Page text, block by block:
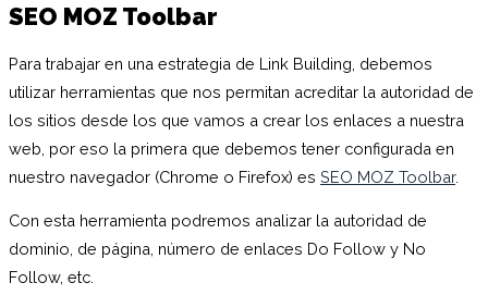
SEO MOZ Toolbar
Para trabajar en una estrategia de Link Building, debemos
utilizar herramientas que nos permitan acreditar la autoridad de
los sitios desde los que vamos a crear los enlaces a nuestra
web, por eso la primera que debemos tener configurada en
nuestro navegador (Chrome o Firefox) es SEO MOZ Toolbar.
Con esta herramienta podremos analizar la autoridad de
dominio, de página, número de enlaces Do Follow y No
Follow, etc.